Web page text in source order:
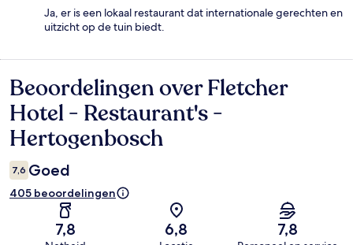
Ja, er is een lokaal restaurant dat internationale gerechten en
uitzicht op de tuin biedt.
Beoordelingen
Beoordelingen over Fletcher
Hotel - Restaurant's -
Hertogenbosch
7,6 Goed
405 beoordelingen
7,8 6,8 7,8